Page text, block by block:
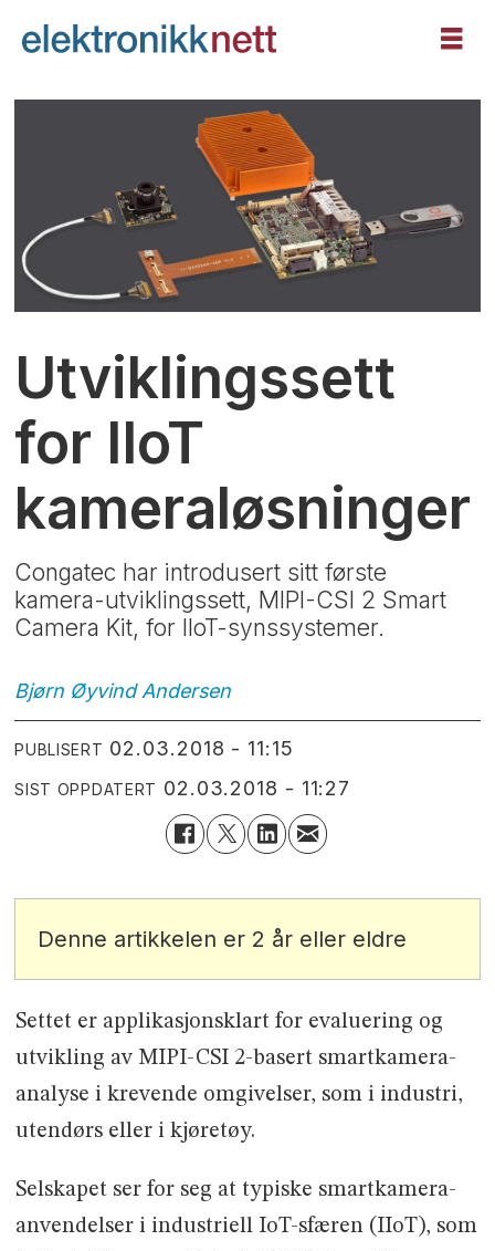
Utviklingssett
for IIoT
kameraløsninger
Congatec har introdusert sitt første
kamera-utviklingssett, MIPI-CSI 2 Smart
Camera Kit, for IIoT-synssystemer.
Bjørn Øyvind Andersen
PUBLISERT 02.03.2018 - 11:15
SIST OPPDATERT 02.03.2018 - 11:27
Denne artikkelen er 2 år eller eldre
Settet er applikasjonsklart for evaluering og
utvikling av MIPI-CSI 2-basert smartkamera-
analyse i krevende omgivelser, som i industri,
utendørs eller i kjøretøy.
Selskapet ser for seg at typiske smartkamera-
anvendelser i industriell IoT-sfæren (IIoT), som